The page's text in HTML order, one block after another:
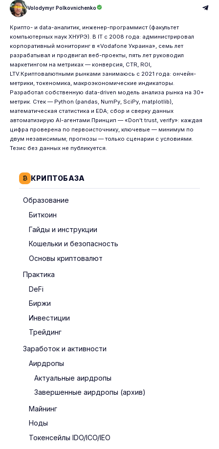
Volodymyr Polkovnichenko
Крипто- и data-аналитик, инженер-программист (факультет
компьютерных наук ХНУРЭ). В IT с 2008 года: администрировал
корпоративный мониторинг в «Vodafone Украина», семь лет
разрабатывал и продвигал веб-проекты, пять лет руководил
маркетингом на метриках — конверсия, CTR, ROI,
LTV.Криптовалютными рынками занимаюсь с 2021 года: ончейн-
метрики, токеномика, макроэкономические индикаторы.
Разработал собственную data-driven модель анализа рынка на 30+
метрик. Стек — Python (pandas, NumPy, SciPy, matplotlib),
математическая статистика и EDA; сбор и сверку данных
автоматизирую AI-агентами.Принцип — «Don't trust, verify»: каждая
цифра проверена по первоисточнику, ключевые — минимум по
двум независимым; прогнозы — только сценарии с условиями.
Тезис без данных не публикуется.
КРИПТОБАЗА
Образование
Биткоин
Гайды и инструкции
Кошельки и безопасность
Основы криптовалют
Практика
DeFi
Биржи
Инвестиции
Трейдинг
Заработок и активности
Аирдропы
Актуальные аирдропы
Завершенные аирдропы (архив)
Майнинг
Ноды
Токенсейлы IDO/ICO/IEO